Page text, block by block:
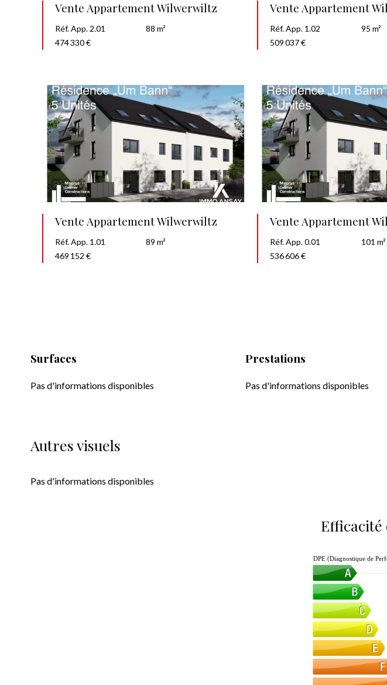
Vente Appartement Wilwerwiltz
Réf. App. 2.01
88 m²
474 330 €
Vente Appartement
Réf. App. 1.02
95 m²
509 037 €
Vente Appartement Wilwerwiltz
Réf. App. 1.01
89 m²
469 152 €
Vente Appartement
Réf. App. 0.01
101 m²
536 606 €
Surfaces
Pas d'informations disponibles
Prestations
Pas d'informations disponibles
Autres visuels
Pas d'informations disponibles
DPE (Diagnostique de